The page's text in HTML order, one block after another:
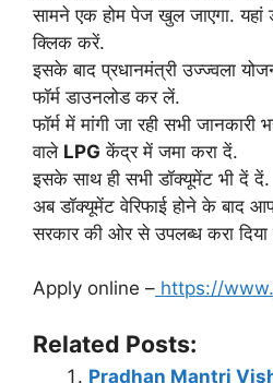
सामने एक होम पेज खुल जाएगा. यहां
क्लिक करें.
इसके बाद प्रधानमंत्री उज्ज्वला
फॉर्म डाउनलोड कर लें.
फॉर्म में मांगी जा रही सभी
वाले LPG केंद्र में जमा करा दें.
इसके साथ ही सभी डॉक्यूमेंट भी दें दें.
अब डॉक्यूमेंट वेरिफाई होने के बाद
सरकार की ओर से उपलब्ध करा दिया
Apply online – https://
Related Posts:
Pradhan Mantri